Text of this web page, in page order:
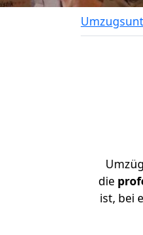
die
ist, bei